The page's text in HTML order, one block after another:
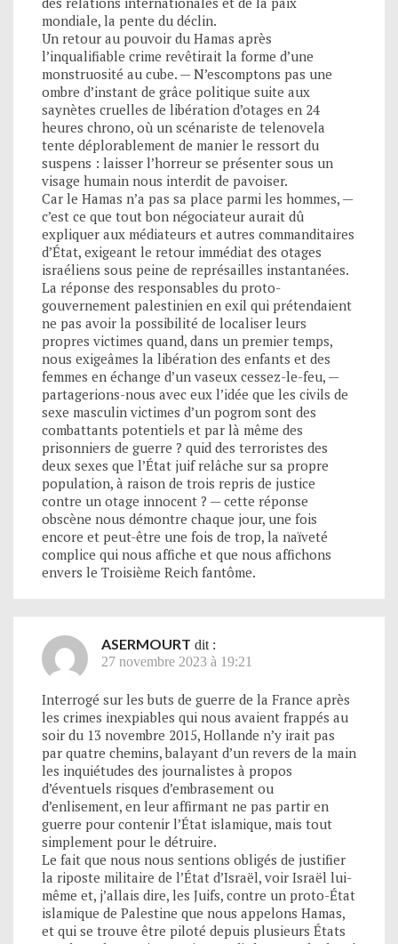
mondiale, la pente du déclin.
Un retour au pouvoir du Hamas après
l’inqualifiable crime revêtirait la forme d’une
monstruosité au cube. — N’escomptons pas une
ombre d’instant de grâce politique suite aux
saynètes cruelles de libération d’otages en 24
heures chrono, où un scénariste de telenovela
tente déplorablement de manier le ressort du
suspens : laisser l’horreur se présenter sous un
visage humain nous interdit de pavoiser.
Car le Hamas n’a pas sa place parmi les hommes, —
c’est ce que tout bon négociateur aurait dû
expliquer aux médiateurs et autres commanditaires
d’État, exigeant le retour immédiat des otages
israéliens sous peine de représailles instantanées.
La réponse des responsables du proto-
gouvernement palestinien en exil qui prétendaient
ne pas avoir la possibilité de localiser leurs
propres victimes quand, dans un premier temps,
nous exigeâmes la libération des enfants et des
femmes en échange d’un vaseux cessez-le-feu, —
partagerions-nous avec eux l’idée que les civils de
sexe masculin victimes d’un pogrom sont des
combattants potentiels et par là même des
prisonniers de guerre ? quid des terroristes des
deux sexes que l’État juif relâche sur sa propre
population, à raison de trois repris de justice
contre un otage innocent ? — cette réponse
obscène nous démontre chaque jour, une fois
encore et peut-être une fois de trop, la naïveté
complice qui nous affiche et que nous affichons
envers le Troisième Reich fantôme.
ASERMOURT dit :
27 novembre 2023 à 19:21
Interrogé sur les buts de guerre de la France après
les crimes inexpiables qui nous avaient frappés au
soir du 13 novembre 2015, Hollande n’y irait pas
par quatre chemins, balayant d’un revers de la main
les inquiétudes des journalistes à propos
d’éventuels risques d’embrasement ou
d’enlisement, en leur affirmant ne pas partir en
guerre pour contenir l’État islamique, mais tout
simplement pour le détruire.
Le fait que nous nous sentions obligés de justifier
la riposte militaire de l’État d’Israël, voir Israël lui-
même et, j’allais dire, les Juifs, contre un proto-État
islamique de Palestine que nous appelons Hamas,
et qui se trouve être piloté depuis plusieurs États